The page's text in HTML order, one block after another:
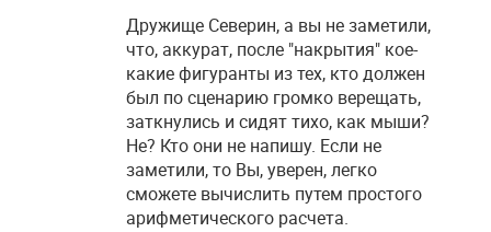
Дружище Северин, а вы не заметили,
что, аккурат, после "накрытия" кое-
какие фигуранты из тех, кто должен
был по сценарию громко верещать,
заткнулись и сидят тихо, как мыши?
Не? Кто они не напишу. Если не
заметили, то Вы, уверен, легко
сможете вычислить путем простого
арифметического расчета.